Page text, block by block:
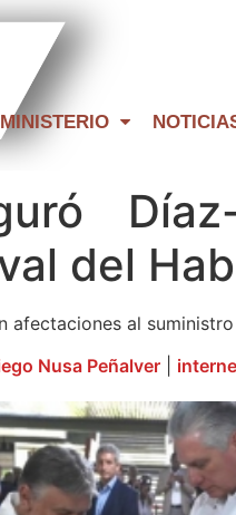
MINISTERIO
del
afectaciones al
Nusa Peñalver